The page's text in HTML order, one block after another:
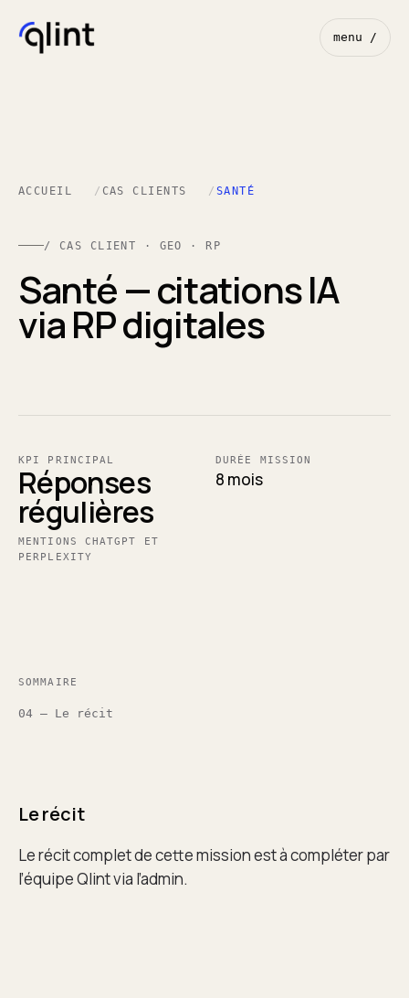
menu /
ACCUEIL CAS CLIENTS SANTÉ
/ CAS CLIENT · GEO · RP
Santé — citations IA
via RP digitales
KPI PRINCIPAL
Réponses
régulières
MENTIONS CHATGPT ET
PERPLEXITY
DURÉE MISSION
8 mois
SOMMAIRE
04 — Le récit
Le récit
Le récit complet de cette mission est à compléter par
l’équipe Qlint via l’admin.